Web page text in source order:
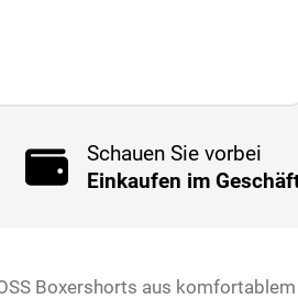
Schauen Sie vorbei
Einkaufen im
Boxershorts aus